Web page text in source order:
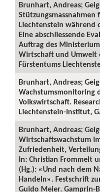
Brunhart, Andreas;
Liechtenstein während
Eine abschliessende
Auftrag des
Wirtschaft und Umwelt
Fürstentums
Brunhart, Andreas;
Wachstumsmonitoring
Volkswirtschaft.
Liechtenstein-Institut,
Brunhart, Andreas;
Wirtschaftswachstum
Zufriedenheit,
In: Christian Frommelt
(Hg.): «Und nach dem
Handeln». Festschrift
Guido Meier. Gamprin-